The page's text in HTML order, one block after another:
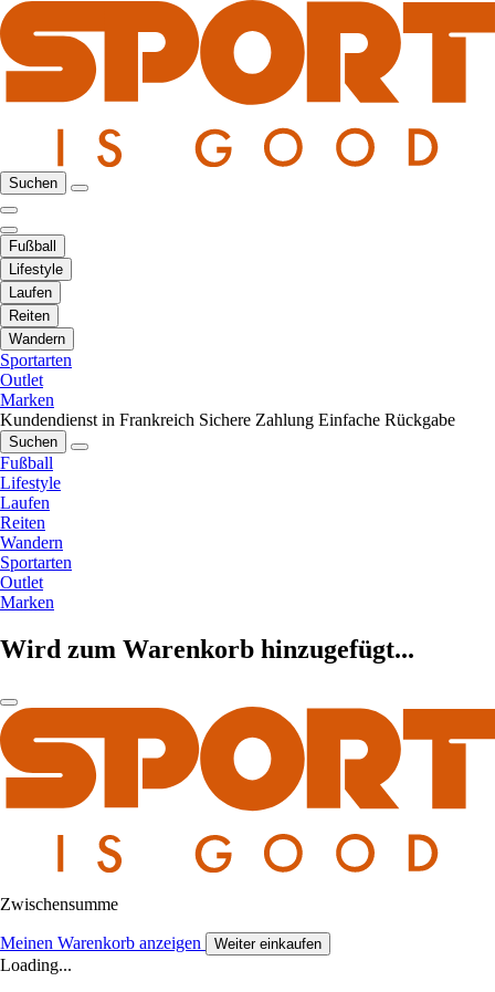
Suchen
Fußball
Lifestyle
Laufen
Reiten
Wandern
Sportarten
Outlet
Marken
Kundendienst in Frankreich Sichere Zahlung Einfache Rückgabe
Suchen
Fußball
Lifestyle
Laufen
Reiten
Wandern
Sportarten
Outlet
Marken
Wird zum Warenkorb hinzugefügt...
Zwischensumme
Meinen Warenkorb anzeigen Weiter einkaufen
Loading...